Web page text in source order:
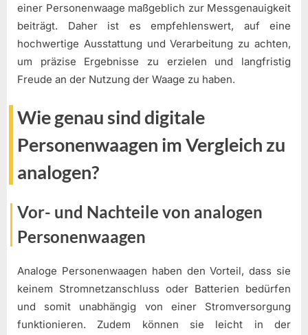
einer Personenwaage maßgeblich zur Messgenauigkeit
beiträgt. Daher ist es empfehlenswert, auf eine
hochwertige Ausstattung und Verarbeitung zu achten,
um präzise Ergebnisse zu erzielen und langfristig
Freude an der Nutzung der Waage zu haben.
Wie genau sind digitale
Personenwaagen im Vergleich zu
analogen?
Vor- und Nachteile von analogen
Personenwaagen
Analoge Personenwaagen haben den Vorteil, dass sie
keinem Stromnetzanschluss oder Batterien bedürfen
und somit unabhängig von einer Stromversorgung
funktionieren. Zudem können sie leicht in der